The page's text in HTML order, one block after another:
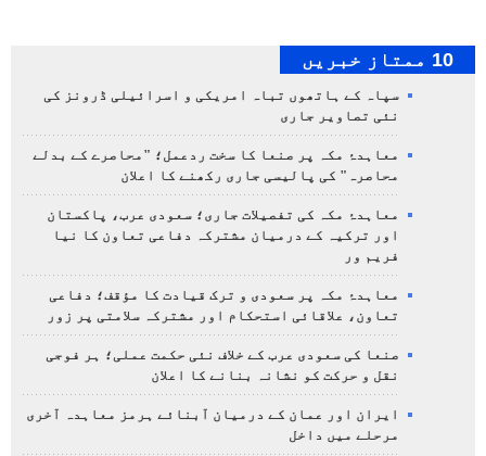
10 ممتاز خبریں
سپاہ کے ہاتھوں تباہ امریکی و اسرائیلی ڈرونز کی
نئی تصاویر جاری
معاہدۂ مکہ پر صنعا کا سخت ردعمل؛ "محاصرے کے بدلے
محاصرہ" کی پالیسی جاری رکھنے کا اعلان
معاہدۂ مکہ کی تفصیلات جاری؛ سعودی عرب، پاکستان
اور ترکیہ کے درمیان مشترکہ دفاعی تعاون کا نیا
فریم ور
معاہدۂ مکہ پر سعودی و ترک قیادت کا مؤقف؛ دفاعی
تعاون، علاقائی استحکام اور مشترکہ سلامتی پر زور
صنعا کی سعودی عرب کے خلاف نئی حکمت عملی؛ ہر فوجی
نقل و حرکت کو نشانہ بنانے کا اعلان
ایران اور عمان کے درمیان آبنائے ہرمز معاہدہ آخری
مرحلے میں داخل